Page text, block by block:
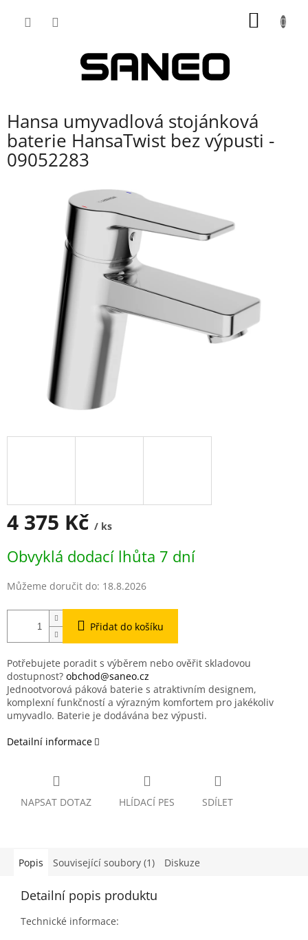
Hansa umyvadlová stojánková
baterie HansaTwist bez výpusti -
09052283
4 375 Kč / ks
cena:
Obvyklá dodací lhůta 7 dní
Můžeme doručit do: 18.8.2026
Přidat do košíku
Potřebujete poradit s výběrem nebo ověřit skladovou
dostupnost? obchod@saneo.cz
Jednootvorová páková baterie s atraktivním designem,
komplexní funkčností a výrazným komfortem pro jakékoliv
umyvadlo. Baterie je dodávána bez výpusti.
Detailní informace
NAPSAT DOTAZ HLÍDACÍ PES SDÍLET
Popis Související soubory (1) Diskuze
Detailní popis produktu
Technické informace: